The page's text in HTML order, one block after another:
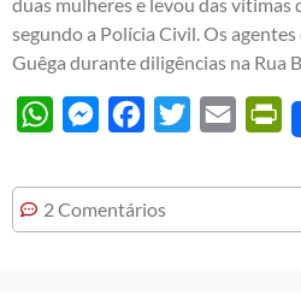
segundo a Polícia Civil. Os
Guêga durante diligências na Rua
WhatsAppMessengerFacebook
Twitter Email
2 Comentários